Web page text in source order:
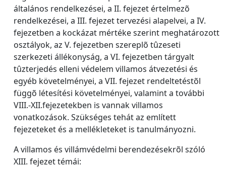
általános rendelkezései, a II. fejezet értelmezõ
rendelkezései, a III. fejezet tervezési alapelvei, a IV.
fejezetben a kockázat mértéke szerint meghatározott
osztályok, az V. fejezetben szereplõ tûzeseti
szerkezeti állékonyság, a VI. fejezetben tárgyalt
tûzterjedés elleni védelem villamos átvezetési és
egyéb követelményei, a VII. fejezet rendeltetéstõl
függõ létesítési követelményei, valamint a további
VIII.-XII.fejezetekben is vannak villamos
vonatkozások. Szükséges tehát az említett
fejezeteket és a mellékleteket is tanulmányozni.
A villamos és villámvédelmi berendezésekrõl szóló
XIII. fejezet témái: